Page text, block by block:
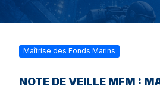
Maîtrise des Fonds Marins
NOTE DE VEILLE MFM :